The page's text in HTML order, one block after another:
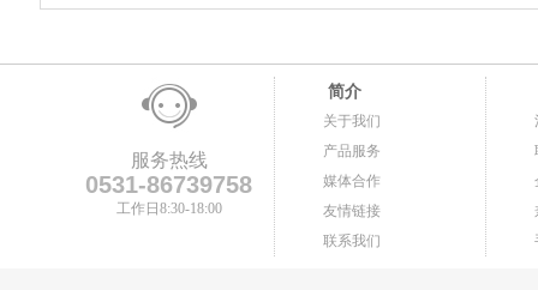
服务热线
0531-86739758
工作日8:30-18:00
简介
关于我们
产品服务
媒体合作
友情链接
联系我们